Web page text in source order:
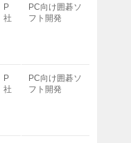
P
社
PC向け囲碁ソ
フト開発
P
社
PC向け囲碁ソ
フト開発